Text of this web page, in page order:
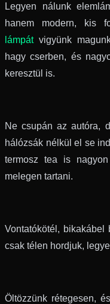
Legyen nálunk
hanem modern, kis
lámpátvigyünk
hagy cserben, és
keresztül is.
Ne csupán az autóra,
hálózsák nélkül el se
termosz tea is
melegen tartani.
Vontatókötél, bikakábel
csak télen hordjuk,
Öltözzünk rétegesen,